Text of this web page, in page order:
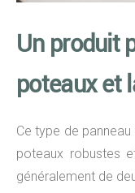
Un produit
poteaux et
Ce type de
poteaux robustes
généralement de